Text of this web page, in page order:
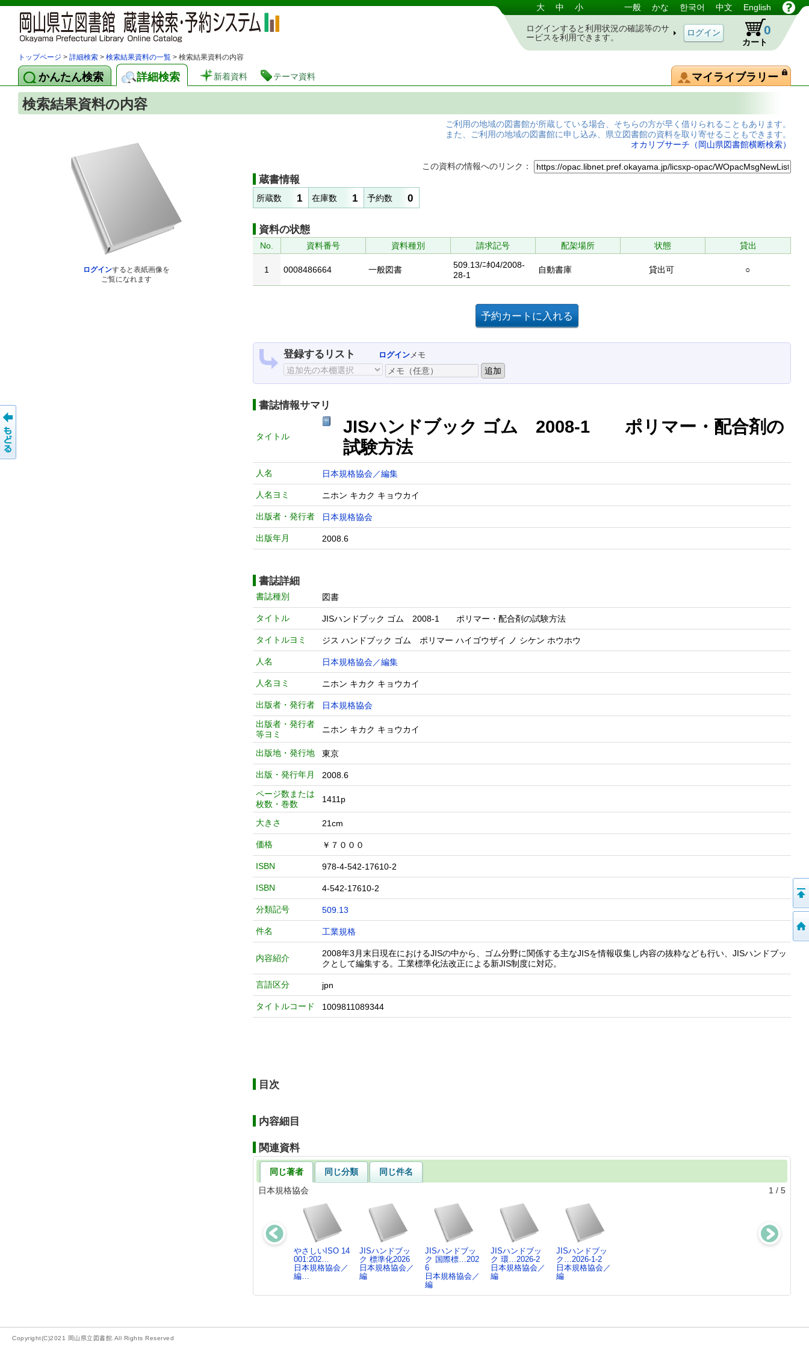
岡山県立図書館 蔵書検索・予約システム 大 中 小 一般 かな 한국어 中文 English
ログインすると利用状況の確認等のサ
ービスを利用できます。
カート
0
トップページ > 詳細検索 > 検索結果資料の一覧 > 検索結果資料の内容
かんたん検索 詳細検索 新着資料 テーマ資料 マイライブラリー
検索結果資料の内容
ログインすると表紙画像を
ご覧になれます
ご利用の地域の図書館が所蔵している場合、そちらの方が早く借りられることもあります。
また、ご利用の地域の図書館に申し込み、県立図書館の資料を取り寄せることもできます。
オカリブサーチ（岡山県図書館横断検索）
この資料の情報へのリンク：
蔵書情報
所蔵数 1 在庫数 1 予約数 0
資料の状態
No. 資料番号 資料種別 請求記号 配架場所 状態 貸出
1 0008486664 一般図書
509.13/ﾆﾎ04/2008-
28-1
自動書庫 貸出可 ○
登録するリスト ログインメモ
書誌情報サマリ
タイトル
JISハンドブック ゴム 2008-1 ポリマー・配合剤の
試験方法
人名 日本規格協会／編集
人名ヨミ ニホン キカク キョウカイ
出版者・発行者 日本規格協会
出版年月 2008.6
書誌詳細
書誌種別 図書
タイトル JISハンドブック ゴム 2008-1 ポリマー・配合剤の試験方法
タイトルヨミ ジス ハンドブック ゴム ポリマー ハイゴウザイ ノ シケン ホウホウ
人名 日本規格協会／編集
人名ヨミ ニホン キカク キョウカイ
出版者・発行者
日本規格協会
出版者・発行者
等ヨミ
ニホン キカク キョウカイ
出版地・発行地 東京
出版・発行年月
2008.6
ページ数または
枚数・巻数
1411p
大きさ 21cm
価格 ￥７０００
ISBN 978-4-542-17610-2
ISBN 4-542-17610-2
分類記号 509.13
件名 工業規格
内容紹介
2008年3月末日現在におけるJISの中から、ゴム分野に関係する主なJISを情報収集し内容の抜粋なども行い、JISハンドブッ
クとして編集する。工業標準化法改正による新JIS制度に対応。
言語区分 jpn
タイトルコード 1009811089344
目次
内容細目
関連資料
同じ著者 同じ分類
同じ件名
日本規格協会
1 / 5
やさしいISO 14
001:202…
日本規格協会／
編…
JISハンドブッ
ク 標準化2026
日本規格協会／
編
JISハンドブッ
ク 国際標…202
6
日本規格協会／
編
JISハンドブッ
ク 環…2026-2
日本規格協会／
編
JISハンドブッ
ク…2026-1-2
日本規格協会／
編
Copyright(C)2021 岡山県立図書館.All Rights Reserved